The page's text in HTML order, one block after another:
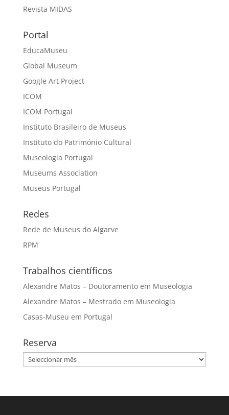
Revista MIDAS
Portal
EducaMuseu
Global Museum
Google Art Project
ICOM
ICOM Portugal
Instituto Brasileiro de Museus
Instituto do Património Cultural
Museologia Portugal
Museums Association
Museus Portugal
Redes
Rede de Museus do Algarve
RPM
Trabalhos científicos
Alexandre Matos – Doutoramento em Museologia
Alexandre Matos – Mestrado em Museologia
Casas-Museu em Portugal
Reserva
Reserva